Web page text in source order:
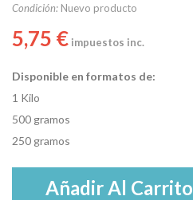
Condición: Nuevo producto
5,75 € impuestos inc.
Disponible en formatos de:
1 Kilo
500 gramos
250 gramos
Añadir Al Carrito